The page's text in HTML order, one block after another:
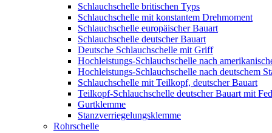
Schlauchschelle britischen Typs
Schlauchschelle mit konstantem Drehmoment
Schlauchschelle europäischer Bauart
Schlauchschelle deutscher Bauart
Deutsche Schlauchschelle mit Griff
Hochleistungs-Schlauchschelle nach
Hochleistungs-Schlauchschelle nach deutschem
Schlauchschelle mit Teilkopf, deutscher Bauart
Teilkopf-Schlauchschelle deutscher Bauart mit
Gurtklemme
Stanzverriegelungsklemme
Rohrschelle